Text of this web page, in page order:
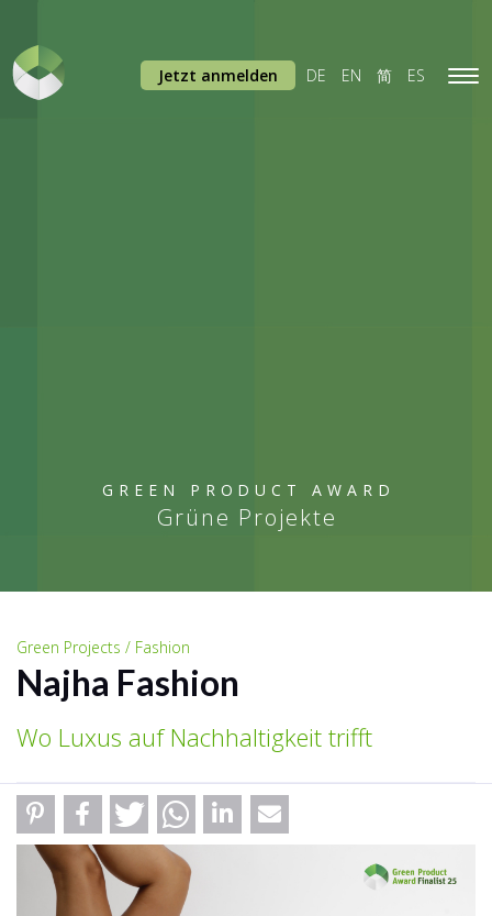
GREEN PRODUCT AWARD
Grüne Projekte
Jetzt anmelden DE EN 简 ES
Green Projects / Fashion
Najha Fashion
Wo Luxus auf Nachhaltigkeit trifft